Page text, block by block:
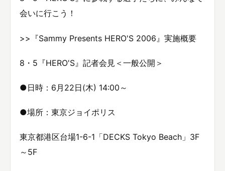
会いに行こう！
>>『Sammy Presents HERO'S 2006』実施概要
8・5『HERO'S』記者会見＜一般公開＞
●日時：6月22日(木) 14:00～
●場所：東京ジョイポリス
東京都港区台場1-6-1「DECKS Tokyo Beach」3F
～5F